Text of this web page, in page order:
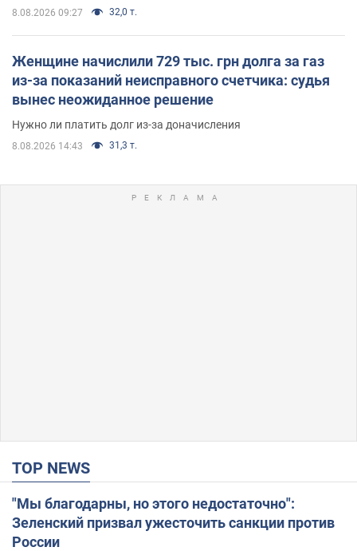
8.08.2026 09:27 32,0 т.
Женщине начислили 729 тыс. грн долга за газ
из-за показаний неисправного счетчика: судья
вынес неожиданное решение
Нужно ли платить долг из-за доначисления
8.08.2026 14:43 31,3 т.
TOP NEWS
"Мы благодарны, но этого недостаточно":
Зеленский призвал ужесточить санкции против
России